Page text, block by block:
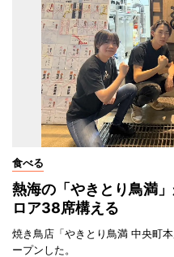
食べる
熱海の「やきとり鳥満
ロア38席構える
焼き鳥店「やきとり鳥満 中央町
ープンした。